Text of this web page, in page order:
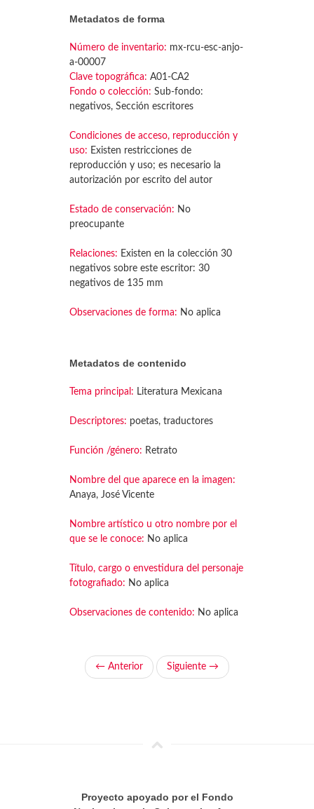
Metadatos de forma
Número de inventario: mx-rcu-esc-anjo-
a-00007
Clave topográfica: A01-CA2
Fondo o colección: Sub-fondo:
negativos, Sección escritores
Condiciones de acceso, reproducción y
uso: Existen restricciones de
reproducción y uso; es necesario la
autorización por escrito del autor
Estado de conservación: No
preocupante
Relaciones: Existen en la colección 30
negativos sobre este escritor: 30
negativos de 135 mm
Observaciones de forma: No aplica
Metadatos de contenido
Tema principal: Literatura Mexicana
Descriptores: poetas, traductores
Función /género: Retrato
Nombre del que aparece en la imagen:
Anaya, José Vicente
Nombre artístico u otro nombre por el
que se le conoce: No aplica
Título, cargo o envestidura del personaje
fotografiado: No aplica
Observaciones de contenido: No aplica
← Anterior Siguiente →
Proyecto apoyado por el Fondo